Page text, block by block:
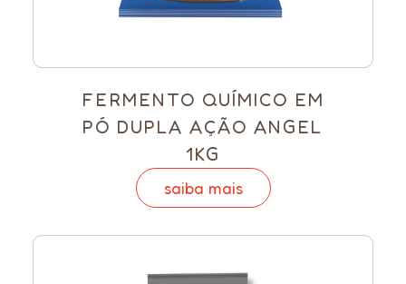
FERMENTO QUÍMICO EM
PÓ DUPLA AÇÃO ANGEL
1KG
saiba mais